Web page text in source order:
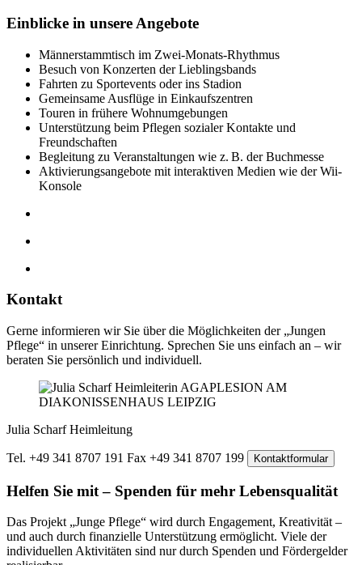
Einblicke in unsere Angebote
Männerstammtisch im Zwei-Monats-Rhythmus
Besuch von Konzerten der Lieblingsbands
Fahrten zu Sportevents oder ins Stadion
Gemeinsame Ausflüge in Einkaufszentren
Touren in frühere Wohnumgebungen
Unterstützung beim Pflegen sozialer Kontakte und
Freundschaften
Begleitung zu Veranstaltungen wie z. B. der Buchmesse
Aktivierungsangebote mit interaktiven Medien wie der Wii-
Konsole
Kontakt
Gerne informieren wir Sie über die Möglichkeiten der „Jungen
Pflege“ in unserer Einrichtung. Sprechen Sie uns einfach an – wir
beraten Sie persönlich und individuell.
Julia Scharf Heimleitung
Tel. +49 341 8707 191 Fax +49 341 8707 199 Kontaktformular
Helfen Sie mit – Spenden für mehr Lebensqualität
Das Projekt „Junge Pflege“ wird durch Engagement, Kreativität –
und auch durch finanzielle Unterstützung ermöglicht. Viele der
individuellen Aktivitäten sind nur durch Spenden und Fördergelder